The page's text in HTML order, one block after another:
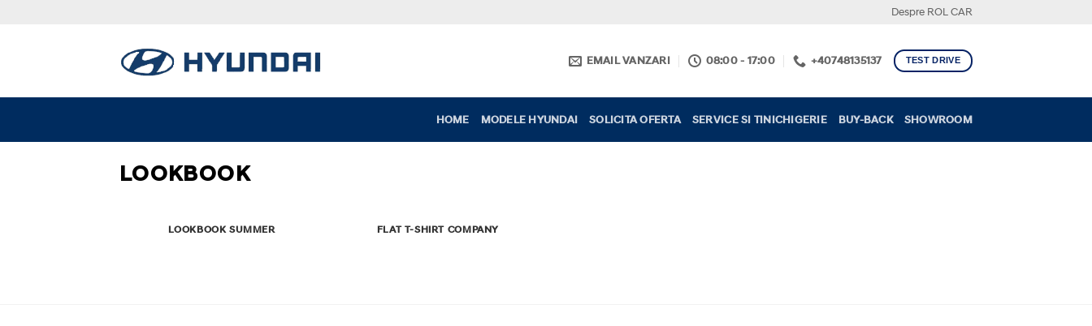
Despre ROL CAR
EMAIL VANZARI 08:00 - 17:00 +40748135137 TEST DRIVE
HOME MODELE HYUNDAI SOLICITA OFERTA SERVICE SI TINICHIGERIE BUY-BACK SHOWROOM
LOOKBOOK
LOOKBOOK SUMMER FLAT T-SHIRT COMPANY